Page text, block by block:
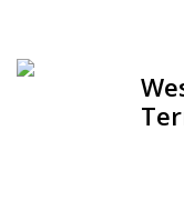
Hjem